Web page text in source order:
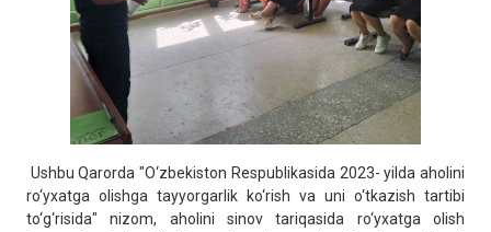
Ushbu Qarorda "O‘zbekiston Respublikasida 2023- yilda aholini
ro‘yxatga olishga tayyorgarlik ko‘rish va uni o‘tkazish tartibi
to‘g‘risida" nizom, aholini sinov tariqasida ro‘yxatga olish